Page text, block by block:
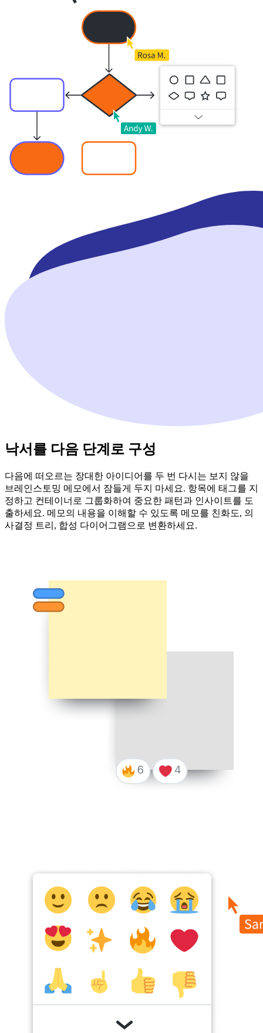
낙서를 다음 단계로 구성
다음에 떠오르는 장대한 아이디어를 두 번 다시는 보지 않을
브레인스토밍 메모에서 잠들게 두지 마세요. 항목에 태그를 지
정하고 컨테이너로 그룹화하여 중요한 패턴과 인사이트를 도
출하세요. 메모의 내용을 이해할 수 있도록 메모를 친화도, 의
사결정 트리, 합성 다이어그램으로 변환하세요.